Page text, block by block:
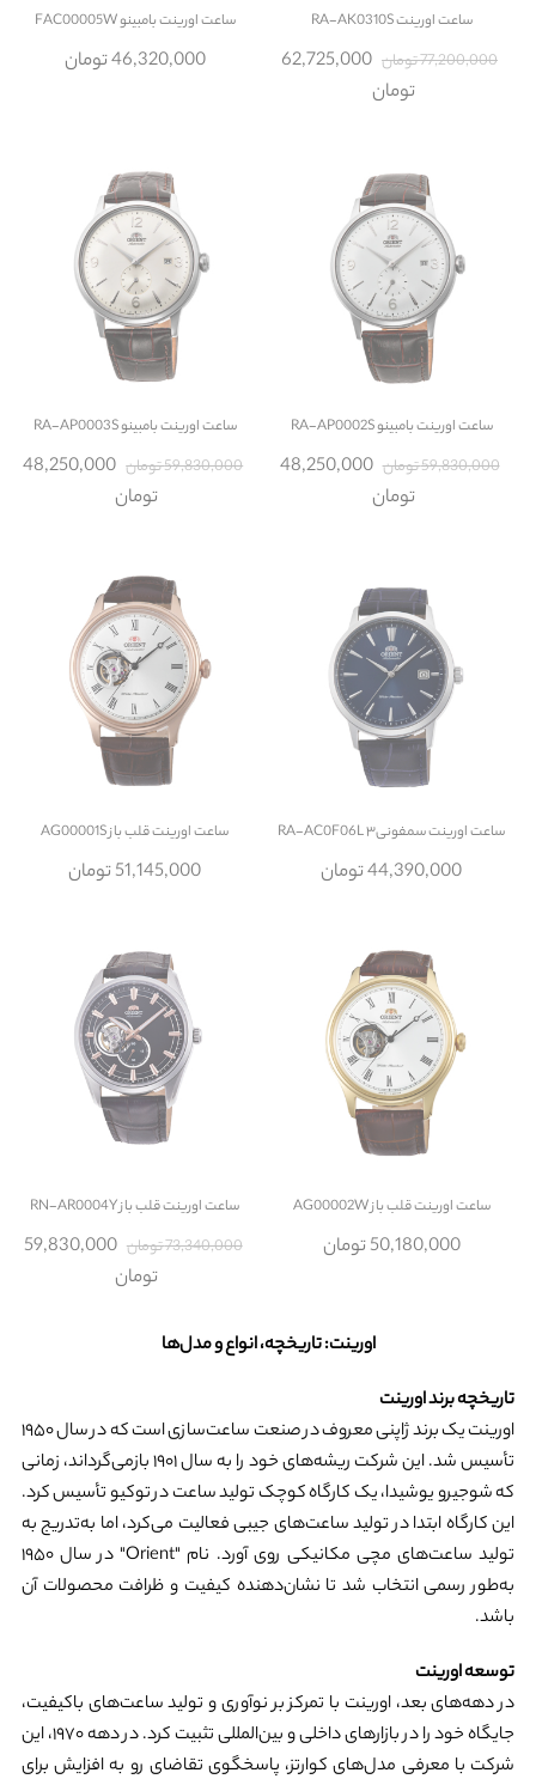
ساعتاورینت RA-AK0310S
77,200,000 تومان
62,725,000
تومان
ساعتاورینت بامبینو FAC00005W
46,320,000 تومان
ساعتاورینت بامبینو RA-AP0002S
59,830,000 تومان
48,250,000
تومان
ساعتاورینت بامبینو RA-AP0003S
59,830,000 تومان
48,250,000
تومان
ساعتاورینت سمفونی۳ RA-AC0F06L
44,390,000 تومان
ساعتاورینت قلب باز AG00001S
51,145,000 تومان
ساعتاورینت قلب باز AG00002W
50,180,000 تومان
ساعتاورینت قلب باز RN-AR0004Y
73,340,000 تومان
59,830,000
تومان
اورینت: تاریخچه، انواع و مدل‌ها
تاریخچه برند اورینت
اورینت یک برند ژاپنی معروف در صنعت ساعت‌سازی است که در سال ۱۹۵۰
تأسیس شد. این شرکت ریشه‌های خود را به سال ۱۹۰۱ بازمی‌گرداند، زمانی
که شوجیرو یوشیدا، یک کارگاه کوچک تولید ساعت در توکیو تأسیس کرد.
این کارگاه ابتدا در تولید ساعت‌های جیبی فعالیت می‌کرد، اما به‌تدریج به
تولید ساعت‌های مچی مکانیکی روی آورد. نام "Orient" در سال ۱۹۵۰
به‌طور رسمی انتخاب شد تا نشان‌دهنده کیفیت و ظرافت محصولات آن
باشد.
توسعه اورینت
در دهه‌های بعد، اورینت با تمرکز بر نوآوری و تولید ساعت‌های باکیفیت،
جایگاه خود را در بازارهای داخلی و بین‌المللی تثبیت کرد. در دهه ۱۹۷۰، این
شرکت با معرفی مدل‌های کوارتز، پاسخگوی تقاضای رو به افزایش برای